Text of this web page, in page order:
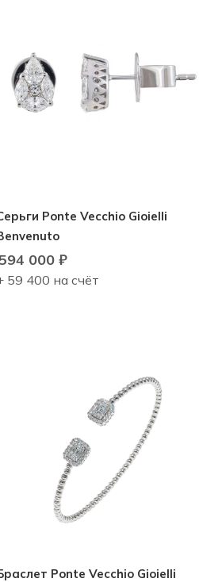
Ponte Vecchio Gioielli
000₽
59 400 на счёт
Ponte Vecchio Gioielli